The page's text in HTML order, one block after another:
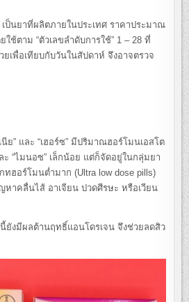
ที่ผลิตภายในประเทศ ราคาประมาณ
ใช้ตาม “ตัวเลขลำดับการใช้” 1 – 28 ที่
เพื่อเทียบกับวันในสัปดาห์ จึงอาจตรวจ
ละ “เฮอร์ซ” มีปริมาณฮอร์โมนเอสโต
ะ “ไมนอซ” เล็กน้อย แต่ก็จัดอยู่ในกลุ่มยา
ฮอร์โมนต่ำมาก (Ultra low dose pills)
าคลื่นไส้ อาเจียน ปวดศีรษะ หรือเวียน
ต้านฤทธิ์แอนโดรเจน จึงช่วยลดสิว